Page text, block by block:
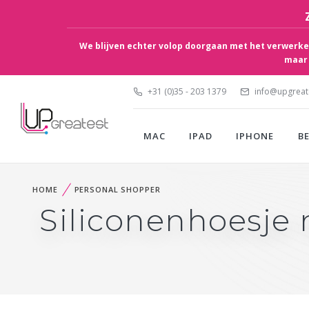
We blijven echter volop doorgaan met het
+31 (0)35 - 203 1379
MAC IPAD IPHONE
HOME PERSONAL SHOPPER
Siliconenhoesje